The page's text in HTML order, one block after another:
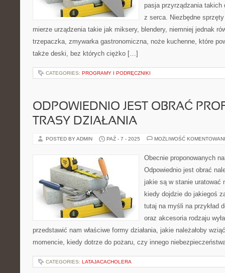
pasja przyrządzania takich
z serca. Niezbędne
mierze urządzenia takie jak miksery, blendery, niemniej jednak
trzepaczka, zmywarka gastronomiczna, noże kuchenne, które
także deski, bez których ciężko […]
CATEGORIES: PROGRAMY I PODRĘCZNIKI
ODPOWIEDNIO JEST OBRAĆ
TRASY DZIAŁANIA
POSTED BY ADMIN PAŹ - 7 - 2025 MOŻLIWOŚĆ
Obecnie proponowanych
Odpowiednio jest obrać
jakie są w stanie uratować
kiedy dojdzie do jakiegoś
tutaj na myśli na przykład
oraz akcesoria rodzaju
przedstawić nam właściwe formy działania, jakie należałoby
momencie, kiedy dotrze do pożaru, czy innego
CATEGORIES: LATAJACACHOLERA